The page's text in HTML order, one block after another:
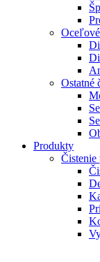
Ostatné
Produkty
Čistenie